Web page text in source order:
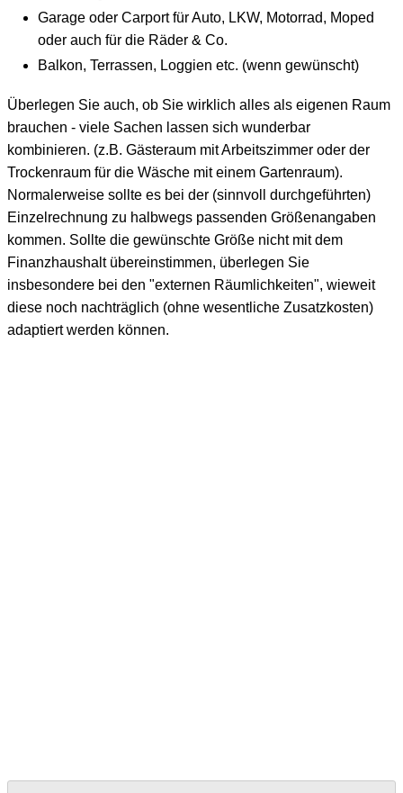
Garage oder Carport für Auto, LKW, Motorrad, Moped
oder auch für die Räder & Co.
Balkon, Terrassen, Loggien etc. (wenn gewünscht)
Überlegen Sie auch, ob Sie wirklich alles als eigenen Raum
brauchen - viele Sachen lassen sich wunderbar
kombinieren. (z.B. Gästeraum mit Arbeitszimmer oder der
Trockenraum für die Wäsche mit einem Gartenraum).
Normalerweise sollte es bei der (sinnvoll durchgeführten)
Einzelrechnung zu halbwegs passenden Größenangaben
kommen. Sollte die gewünschte Größe nicht mit dem
Finanzhaushalt übereinstimmen, überlegen Sie
insbesondere bei den "externen Räumlichkeiten", wieweit
diese noch nachträglich (ohne wesentliche Zusatzkosten)
adaptiert werden können.